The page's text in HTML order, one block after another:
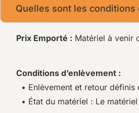
Quelles sont les
Prix Emporté : Matériel à venir
Conditions d’enlèvement :
• Enlèvement et retour
• État du matériel : Le